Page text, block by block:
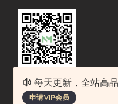
魔棒网提供优质设计模板下载
每天更新，全站高
申请VIP会员